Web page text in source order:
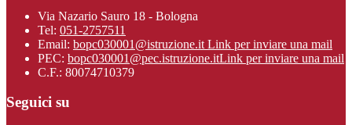
Via Nazario Sauro 18 - Bologna
Tel: 051-2757511
Email: bopc030001@istruzione.it Link per inviare una mail
PEC: bopc030001@pec.istruzione.itLink per inviare una mail
C.F.: 80074710379
Seguici su